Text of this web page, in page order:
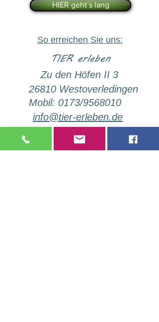
HIER geht´s lang
So erreichen Sie uns:
TIER erleben
Zu den Höfen II 3
26810 Westoverledingen
Mobil: 0173/9568010
info@tier-erleben.de